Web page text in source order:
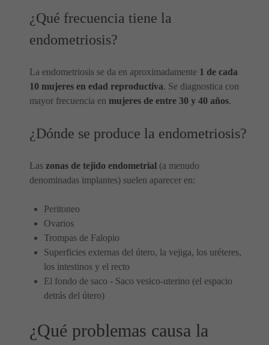
¿Qué frecuencia tiene la
endometriosis?
La endometriosis se da en aproximadamente 1 de cada
10 mujeres en edad reproductiva. Se diagnostica con
mayor frecuencia en mujeres de entre 30 y 40 años.
¿Dónde se produce la endometriosis?
Las zonas de tejido endometrial (a menudo
denominadas implantes) suelen aparecer en:
Peritoneo
Ovarios
Trompas de Falopio
Superficies externas del útero, la vejiga, los uréteres,
los intestinos y el recto
El fondo de saco - Saco vesico-uterino (el espacio
detrás del útero)
¿Qué problemas causa la